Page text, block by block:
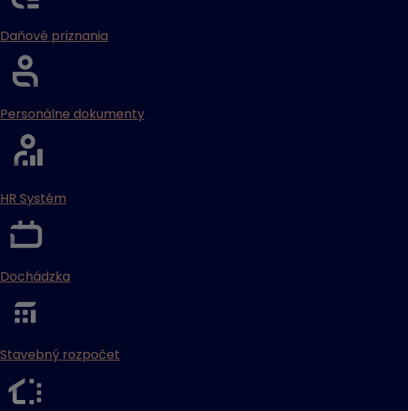
Daňové priznania
Personálne dokumenty
HR Systém
Dochádzka
Stavebný rozpočet